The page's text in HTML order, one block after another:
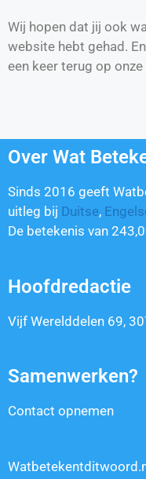
Wij hopen dat jij ook
website hebt gehad.
een keer terug op
Over Wat
Sinds 2016 geeft
uitleg bij Duitse,
De betekenis van
Hoofdredactie
Vijf Werelddelen 69,
Samenwerken?
Contact opnemen